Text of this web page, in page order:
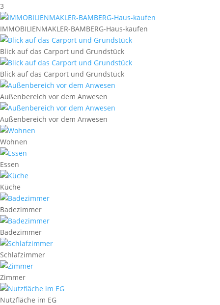
3
IMMOBILIENMAKLER-BAMBERG-Haus-kaufen
Blick auf das Carport und Grundstück
Blick auf das Carport und Grundstück
Außenbereich vor dem Anwesen
Außenbereich vor dem Anwesen
Wohnen
Essen
Küche
Badezimmer
Badezimmer
Schlafzimmer
Zimmer
Nutzfläche im EG